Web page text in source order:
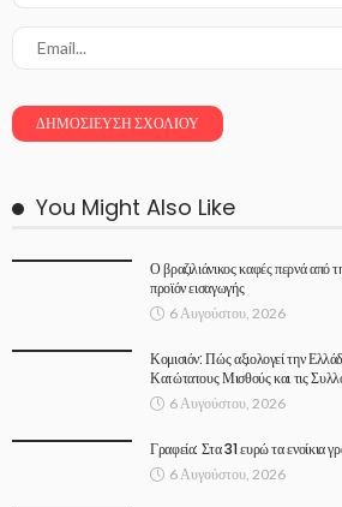
You Might Also Like
Ο βραζιλιάνικος καφές περνά από
προϊόν εισαγωγής
6 Αυγούστου, 2026
Κομισιόν: Πώς αξιολογεί την
Κατώτατους Μισθούς και τις
6 Αυγούστου, 2026
Γραφεία: Στα 31 ευρώ τα ενοίκια
6 Αυγούστου, 2026